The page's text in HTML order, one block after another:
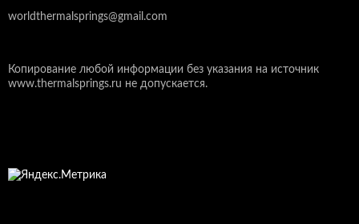
worldthermalsprings@gmail.com
Копирование любой информации без указания на источник
www.thermalsprings.ru не допускается.